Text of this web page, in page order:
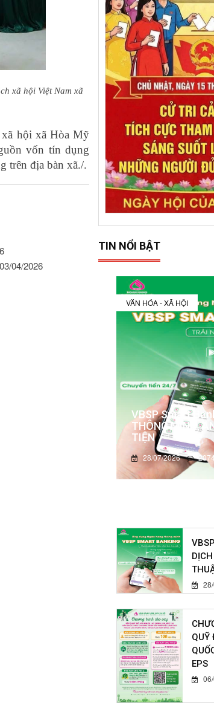
xã hội Việt Nam xã
xã hội xã Hòa Mỹ
vốn tín dụng
trên địa bàn xã./.
03/04/2026
TIN NỔI BẬT
VĂN HÓA - XÃ HỘI
VBSP Smart
THÔNG MINH,
TIỆN
28/07/2026
QUỸ
EPS